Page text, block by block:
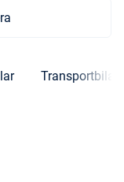
Transportbilar